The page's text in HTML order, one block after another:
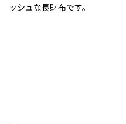
ッシュな長財布です。